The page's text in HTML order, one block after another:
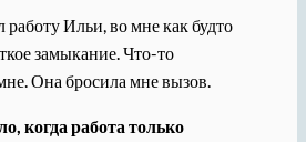
работу Ильи, во мне как будто
замыкание. Что-то
Она бросила мне вызов.
когда работа только